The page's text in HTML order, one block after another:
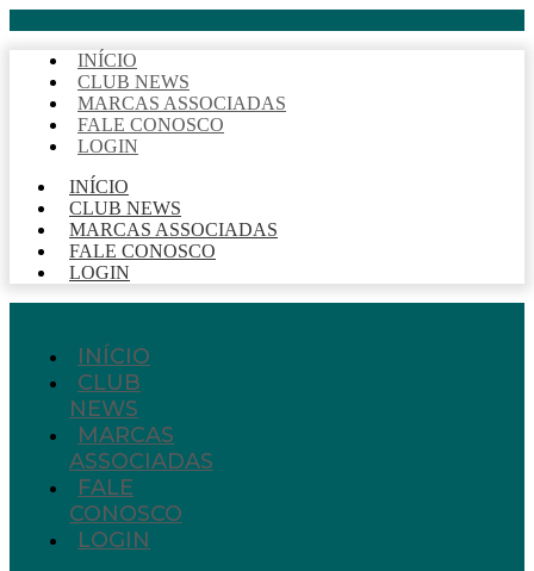
INÍCIO
CLUB NEWS
MARCAS ASSOCIADAS
FALE CONOSCO
LOGIN
INÍCIO
CLUB NEWS
MARCAS ASSOCIADAS
FALE CONOSCO
LOGIN
INÍCIO
CLUB
NEWS
MARCAS
ASSOCIADAS
FALE
CONOSCO
LOGIN